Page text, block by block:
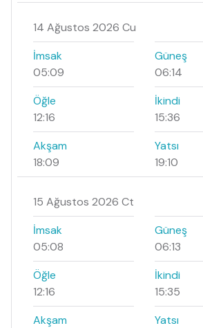
14 Ağustos 2026 Cu
İmsak
05:09
Güneş
06:14
Öğle
12:16
İkindi
15:36
Akşam
18:09
Yatsı
19:10
15 Ağustos 2026 Ct
İmsak
05:08
Güneş
06:13
Öğle
12:16
İkindi
15:35
Akşam
Yatsı